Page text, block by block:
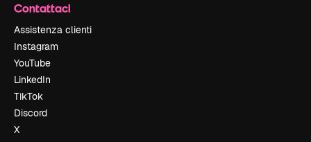
Contattaci
Assistenza clienti
Instagram
YouTube
LinkedIn
TikTok
Discord
X